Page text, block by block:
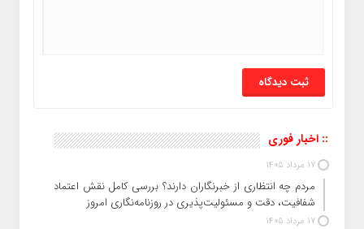
:: اخبار فوری
17 مرداد 1405
مردم چه انتظاری از خبرنگاران دارند؟ بررسی کامل نقش اعتماد،
شفافیت، دقت و مسئولیت‌پذیری در روزنامه‌نگاری امروز
17 مرداد 1405